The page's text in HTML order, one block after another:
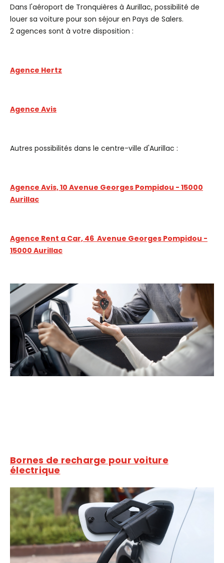
Dans l'aéroport de Tronquières à Aurillac, possibilité de
louer sa voiture pour son séjour en Pays de Salers.
2 agences sont à votre disposition :
Agence Hertz
Agence Avis
Autres possibilités dans le centre-ville d'Aurillac :
Agence Avis, 10 Avenue Georges Pompidou - 15000
Aurillac
Agence Rent a Car, 46 Avenue Georges Pompidou -
15000 Aurillac
Bornes de recharge pour voiture
électrique